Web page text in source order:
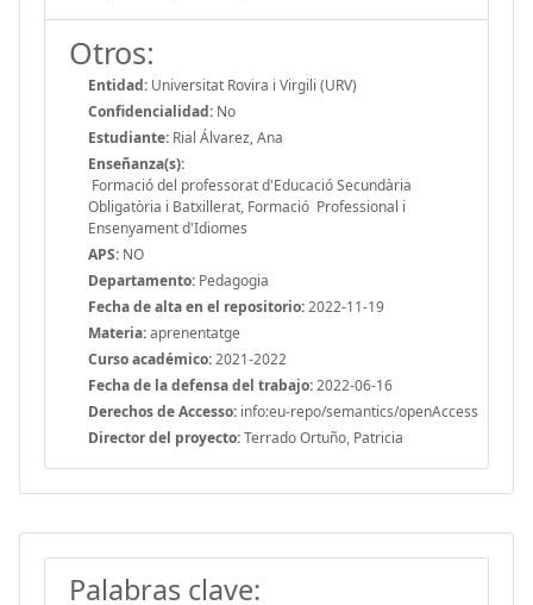
Otros:
Entidad: Universitat Rovira i Virgili (URV)
Confidencialidad: No
Estudiante: Rial Álvarez, Ana
Enseñanza(s):
Formació del professorat d'Educació Secundària
Obligatòria i Batxillerat, Formació Professional i
Ensenyament d'Idiomes
APS: NO
Departamento: Pedagogia
Fecha de alta en el repositorio:2022-11-19
Materia:aprenentatge
Curso académico:2021-2022
Fecha de la defensa del trabajo:2022-06-16
Derechos de Accesso: info:eu-repo/semantics/openAccess
Director del proyecto:Terrado Ortuño, Patricia
Palabras clave: